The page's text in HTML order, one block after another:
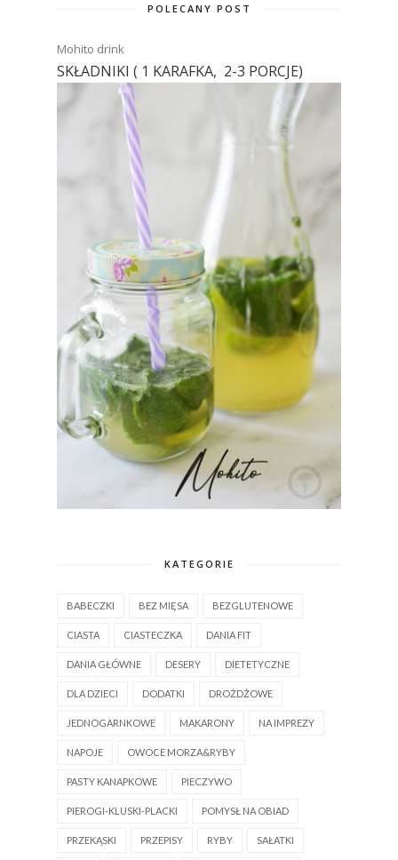
POLECANY POST
Mohito drink
SKŁADNIKI ( 1 KARAFKA, 2-3 PORCJE)
KATEGORIE
BABECZKI BEZ MIĘSA BEZGLUTENOWE
CIASTA CIASTECZKA DANIA FIT
DANIA GŁÓWNE DESERY DIETETYCZNE
DLA DZIECI DODATKI DROŻDŻOWE
JEDNOGARNKOWE MAKARONY NA IMPREZY
NAPOJE OWOCE MORZA&RYBY
PASTY KANAPKOWE PIECZYWO
PIEROGI-KLUSKI-PLACKI POMYSŁ NA OBIAD
PRZEKĄSKI PRZEPISY RYBY SAŁATKI